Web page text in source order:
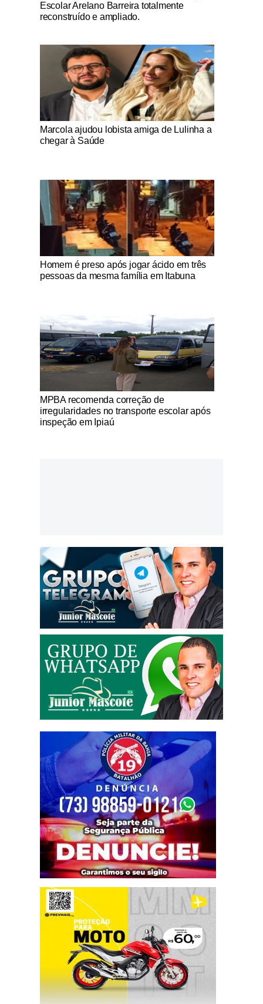
Escolar Arelano Barreira totalmente
reconstruído e ampliado.
Notícias Católicas
Marcola ajudou lobista amiga de Lulinha a
chegar à Saúde
Notícias Católicas
Homem é preso após jogar ácido em três
pessoas da mesma família em Itabuna
Notícias Católicas
MPBA recomenda correção de
irregularidades no transporte escolar após
inspeção em Ipiaú